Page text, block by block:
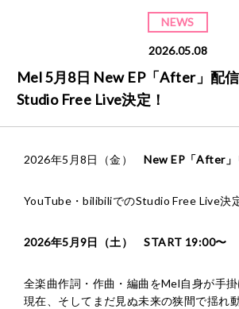
NEWS
2026.05.08
Mel 5月8日 New EP「After」配
Studio Free Live決定！
2026年5月8日（金）New EP「After」
YouTube・bilibiliでのStudio Free Live決
2026年5月9日（土） START 19:00〜
全楽曲作詞・作曲・編曲をMel自身が手
現在、そしてまだ見ぬ未来の狭間で揺れ